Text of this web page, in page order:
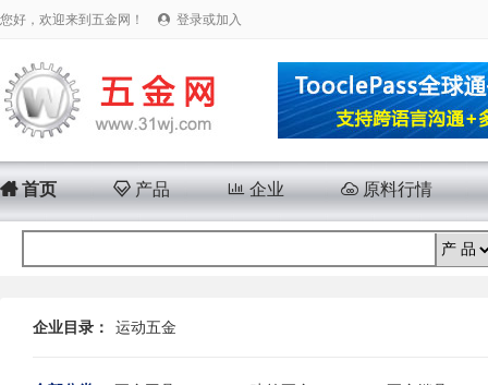
您好，欢迎来到五金网！  登录或加入
首页 产品 企业 原料行情
企业目录： 运动五金